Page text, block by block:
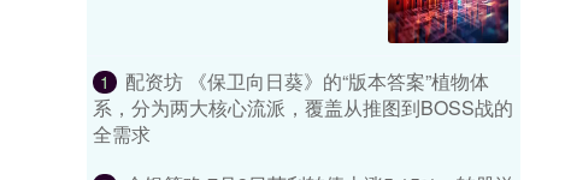
1
配资坊 《保卫向日葵》的“版本答案”植物体
系，分为两大核心流派，覆盖从推图到BOSS战的
全需求